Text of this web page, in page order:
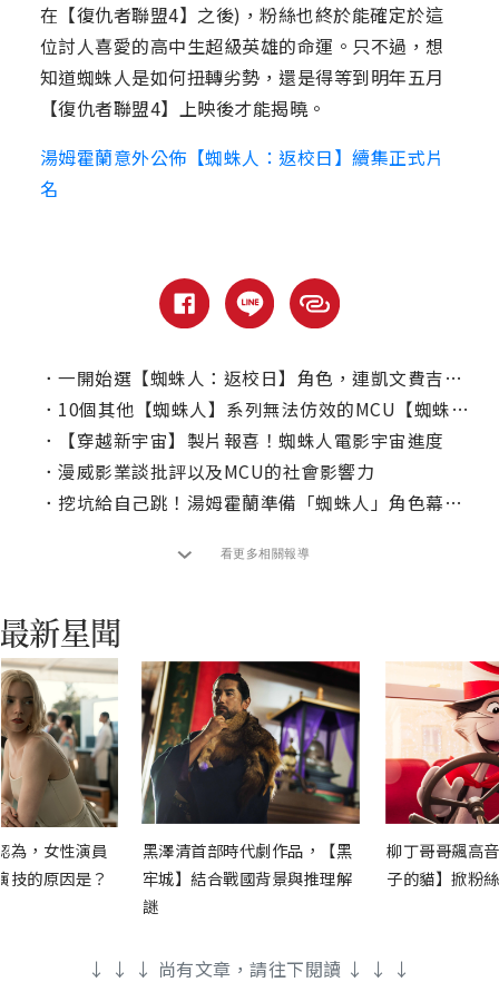
在【復仇者聯盟4】之後)，粉絲也終於能確定於這
位討人喜愛的高中生超級英雄的命運。只不過，想
知道蜘蛛人是如何扭轉劣勢，還是得等到明年五月
【復仇者聯盟4】上映後才能揭曉。
湯姆霍蘭意外公佈【蜘蛛人：返校日】續集正式片
名
． 一開始選【蜘蛛人：返校日】角色，連凱文費吉都不知道千黛亞是誰？
． 10個其他【蜘蛛人】系列無法仿效的MCU【蜘蛛人】場景
．
【穿越新宇宙】製片報喜！蜘蛛人電影宇宙進度
． 漫威影業談批評以及MCU的社會影響力
． 挖坑給自己跳！湯姆霍蘭準備「蜘蛛人」角色幕後真相
看更多相關報導
為，女性演員
技的原因是？
黑澤清首部時代劇作品，【黑
牢城】結合戰國背景與推理解
謎
柳丁哥哥飆高
子的貓】掀粉
↓ ↓ ↓ 尚有文章，請往下閱讀 ↓ ↓ ↓